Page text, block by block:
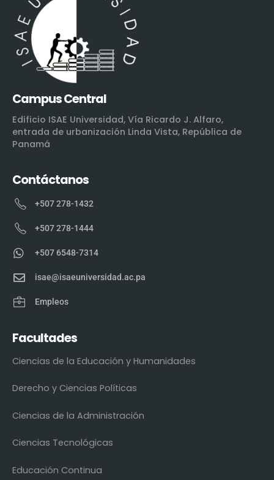
Campus Central
Edificio ISAE Universidad, Vía Ricardo J. Alfaro,
entrada de urbanización Linda Vista, República de
Panamá
Contáctanos
+507 278-1432
+507 278-1444
+507 6548-7314
isae@isaeuniversidad.ac.pa
Empleos
Facultades
Ciencias de la Educación y Humanidades
Derecho y Ciencias Políticas
Ciencias de la Administración
Ciencias Tecnológicas
Educación Continua